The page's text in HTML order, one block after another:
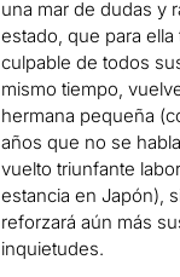
una mar de dudas y
estado, que para
culpable de todos
mismo tiempo,
hermana pequeña
años que no se
vuelto triunfante
estancia en Japón),
reforzará aún más
inquietudes.